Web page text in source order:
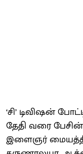
‘சி’ டிவிஷன்
தேதி வரை
இளைஞர்